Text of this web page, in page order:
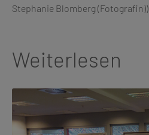
Stephanie Blomberg (Fotografin))
Weiterlesen